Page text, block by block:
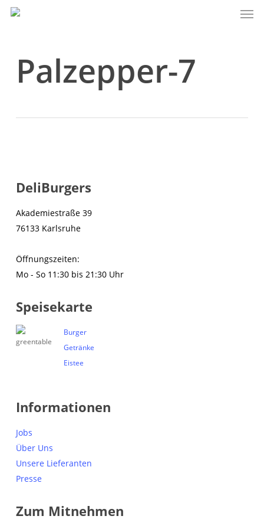
Skip
Palzepper-7
DeliBurgers
Akademiestraße 39
76133 Karlsruhe
Öffnungszeiten:
Mo - So 11:30 bis 21:30 Uhr
Speisekarte
Burger
Getränke
Eistee
Informationen
Jobs
Über Uns
Unsere Lieferanten
Presse
Zum Mitnehmen